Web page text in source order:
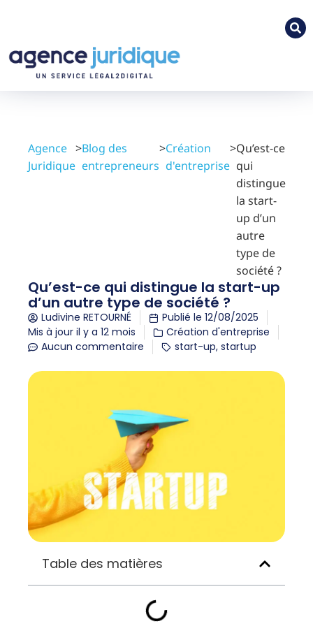
Agence
Juridique
>Blog des
entrepreneurs
>Création
d'entreprise
>Qu’est-ce
qui
distingue
la start-
up d’un
autre
type de
société ?
Qu’est-ce qui distingue la start-up
d’un autre type de société ?
Ludivine RETOURNÉ Publié le 12/08/2025
Mis à jour il y a 12 mois
Création d'entreprise
Aucun commentaire
start-up, startup
Table des matières